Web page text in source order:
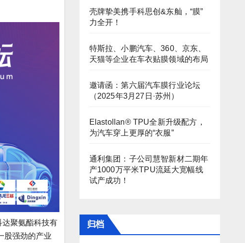
聚氨酯科技有
股强劲的产业
壳牌挚美携手科思创&东舢，“膜”
力全开！
特斯拉、小鹏汽车、360、京东、
天猫等企业在车衣贴膜领域的布局
邀请函：第六届汽车膜行业论坛
（2025年3月27日·苏州）
Elastollan® TPU全新升级配方，
为汽车穿上更厚的“衣服”
通利集团：子公司慧智新材二期年
产1000万平米TPU流延大宽幅线
试产成功！
归档